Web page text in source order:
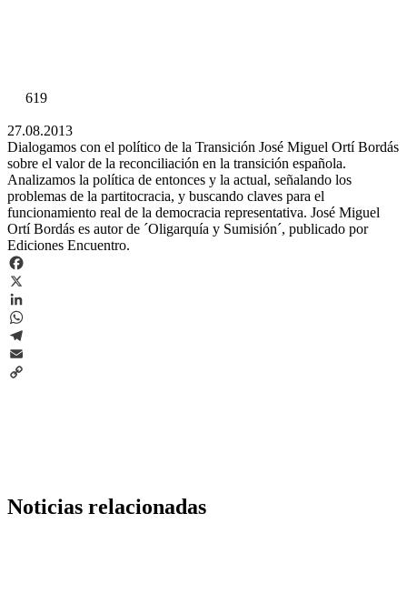
619
27.08.2013
Dialogamos con el político de la Transición José Miguel Ortí Bordás
sobre el valor de la reconciliación en la transición española.
Analizamos la política de entonces y la actual, señalando los
problemas de la partitocracia, y buscando claves para el
funcionamiento real de la democracia representativa. José Miguel
Ortí Bordás es autor de ´Oligarquía y Sumisión´, publicado por
Ediciones Encuentro.
Facebook
X
LinkedIn
WhatsApp
Telegram
Email
Noticias relacionadas